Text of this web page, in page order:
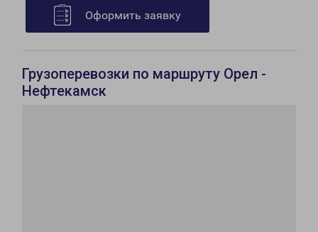
Оформить заявку
Грузоперевозки по маршруту Орел -
Нефтекамск